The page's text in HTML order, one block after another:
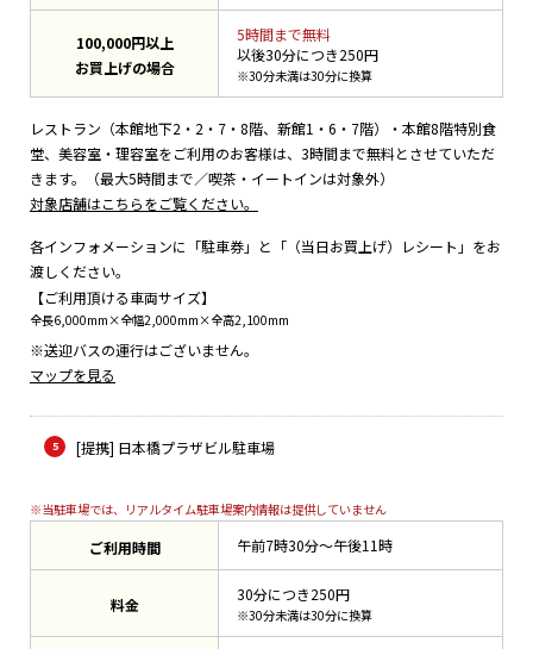
100,000円以上
お買上げの場合
5時間まで無料
以後30分につき250円
※30分未満は30分に換算
レストラン（本館地下2・2・7・8階、新館1・6・7階）・本館8階特別食
堂、美容室・理容室をご利用のお客様は、3時間まで無料とさせていただ
きます。（最大5時間まで／喫茶・イートインは対象外）
対象店舗はこちらをご覧ください。
各インフォメーションに「駐車券」と「（当日お買上げ）レシート」をお
渡しください。
【ご利用頂ける車両サイズ】
全長6,000mm×全幅2,000mm×全高2,100mm
※送迎バスの運行はございません。
マップを見る
[提携] 日本橋プラザビル駐車場
※当駐車場では、リアルタイム駐車場案内情報は提供していません
ご利用時間 午前7時30分～午後11時
料金
30分につき250円
※30分未満は30分に換算